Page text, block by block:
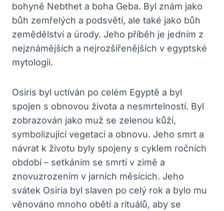
bohyně Nebthet a boha Geba. Byl znám jako
bůh zemřelých a podsvětí, ale také jako bůh
zemědělství a úrody. Jeho příběh je jedním z
nejznámějších a nejrozšířenějších v egyptské
mytologii.
Osiris byl uctíván po celém Egyptě a byl
spojen s obnovou života a nesmrtelností. Byl
zobrazován jako muž se zelenou kůží,
symbolizující vegetaci a obnovu. Jeho smrt a
návrat k životu byly spojeny s cyklem ročních
období – setkáním se smrtí v zimě a
znovuzrozením v jarních měsících. Jeho
svátek Osiria byl slaven po celý rok a bylo mu
věnováno mnoho obětí a rituálů, aby se